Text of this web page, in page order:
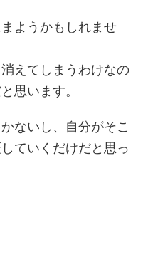
ようかもしれませ
えてしまうわけなの
思います。
ないし、自分がそこ
ていくだけだと思っ